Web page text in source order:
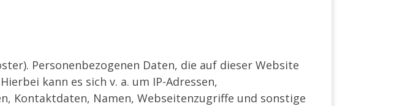
Personenbezogenen Daten, die auf dieser Website
kann es sich v. a. um IP-Adressen,
Kontaktdaten, Namen, Webseitenzugriffe und sonstige